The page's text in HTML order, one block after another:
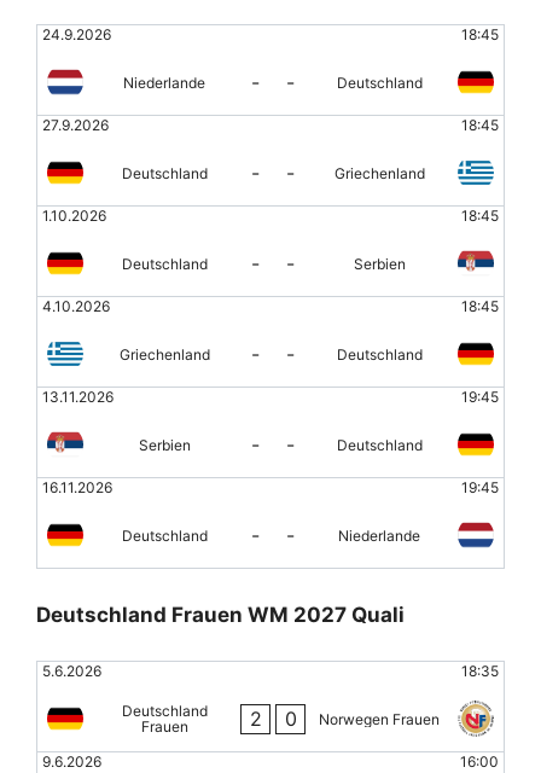
24.9.2026 18:45
Niederlande - - Deutschland
27.9.2026 18:45
Deutschland - - Griechenland
1.10.2026 18:45
Deutschland - - Serbien
4.10.2026 18:45
Griechenland - - Deutschland
13.11.2026 19:45
Serbien - - Deutschland
16.11.2026 19:45
Deutschland - - Niederlande
Deutschland Frauen WM 2027 Quali
5.6.2026 18:35
Deutschland
Frauen
2 0 Norwegen Frauen
9.6.2026 16:00